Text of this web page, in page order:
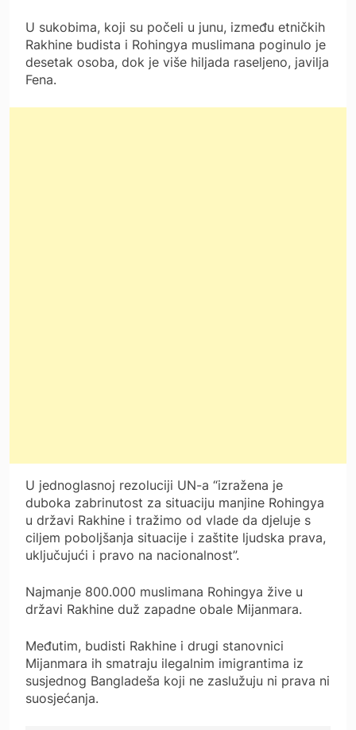
U sukobima, koji su počeli u junu, između etničkih
Rakhine budista i Rohingya muslimana poginulo je
desetak osoba, dok je više hiljada raseljeno, javilja
Fena.
U jednoglasnoj rezoluciji UN-a “izražena je
duboka zabrinutost za situaciju manjine Rohingya
u državi Rakhine i tražimo od vlade da djeluje s
ciljem poboljšanja situacije i zaštite ljudska prava,
uključujući i pravo na nacionalnost”.
Najmanje 800.000 muslimana Rohingya žive u
državi Rakhine duž zapadne obale Mijanmara.
Međutim, budisti Rakhine i drugi stanovnici
Mijanmara ih smatraju ilegalnim imigrantima iz
susjednog Bangladeša koji ne zaslužuju ni prava ni
suosjećanja.